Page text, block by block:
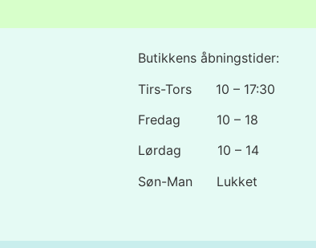
Butikkens åbningstider:
Tirs-Tors 10 – 17:30
Fredag 10 – 18
Lørdag 10 – 14
Søn-Man Lukket